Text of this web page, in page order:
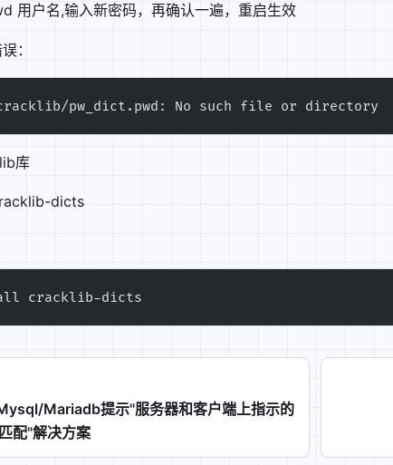
用户名,输入新密码，再确认一遍，重启生效
：
pw_dict.pwd: No such file or directory
库
dicts
cracklib-dicts
Mariadb提示"服务器和客户端上指示的
配"解决方案